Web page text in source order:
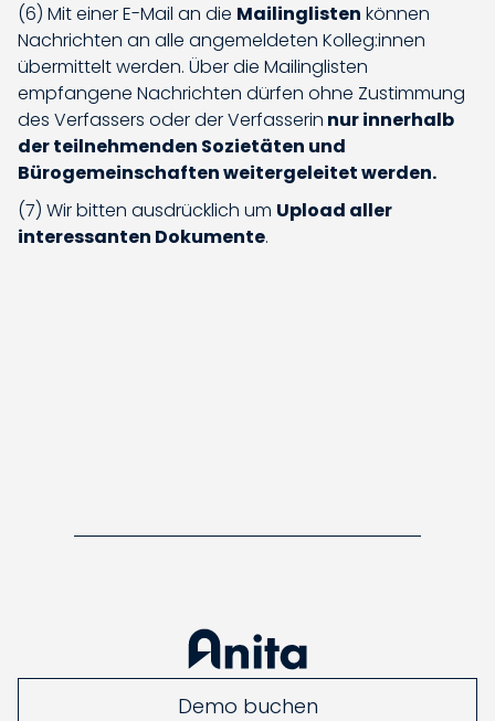
(6) Mit einer E-Mail an die Mailinglisten können
Nachrichten an alle angemeldeten Kolleg:innen
übermittelt werden. Über die Mailinglisten
empfangene Nachrichten dürfen ohne Zustimmung
des Verfassers oder der Verfasserin nur innerhalb
der teilnehmenden Sozietäten und
Bürogemeinschaften weitergeleitet werden.
(7) Wir bitten ausdrücklich um Upload aller
interessanten Dokumente.
Demo buchen